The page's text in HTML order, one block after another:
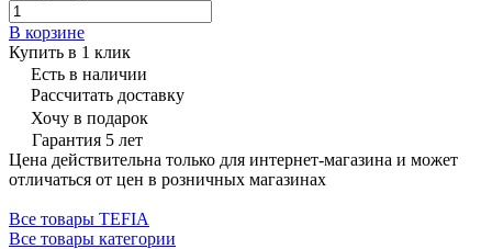
В корзине
Купить в 1 клик
Есть в наличии
Рассчитать доставку
Хочу в подарок
Гарантия 5 лет
Цена действительна только для интернет-магазина и может
отличаться от цен в розничных магазинах
Все товары TEFIA
Все товары категории